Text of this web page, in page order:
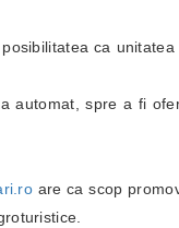
ca
automat, spre a fi
are ca scop